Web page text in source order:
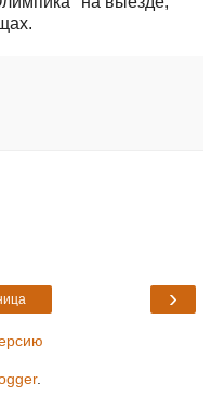
›
.